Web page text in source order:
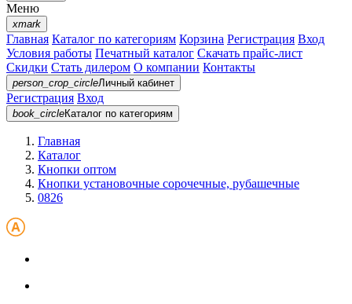
Меню
xmark
Главная Каталог по категориям Корзина Регистрация Вход
Условия работы Печатный каталог Скачать прайс-лист
Скидки Стать дилером О компании Контакты
person_crop_circleЛичный кабинет
Регистрация Вход
book_circleКаталог по категориям
Главная
Каталог
Кнопки оптом
Кнопки установочные сорочечные, рубашечные
0826